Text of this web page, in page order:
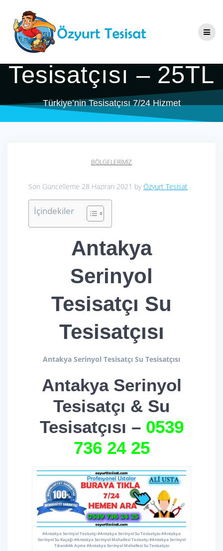
content
Antakya Serinyol
Tesisatçı & Su
Tesisatçısı – 25TL
Türkiye’nin Tesisatçısı 7/24 Hizmet
BÖLGELERIMIZ
Son Güncelleme 28 Haziran 2021 by Özyurt Tesisat
İçindekiler
Antakya
Serinyol
Tesisatçı Su
Tesisatçısı
Antakya Serinyol Tesisatçı Su Tesisatçısı
Antakya Serinyol
Tesisatçı & Su
Tesisatçısı – 0539
736 24 25
#Antakya Serinyol Tesisatçı #Antakya Serinyol Su Tesisatçısı #Antakya
Serinyol Su Kaçağı #Antakya Serinyol Mahallesi Tesisatçı #Antakya Serinyol
Tıkanıklık Açma #Antakya Serinyol Mahallesi Su Tesisatçısı